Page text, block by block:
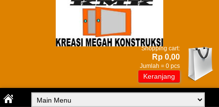
Shopping cart:
Rp 0,00
Jumlah = 0 pcs
Keranjang